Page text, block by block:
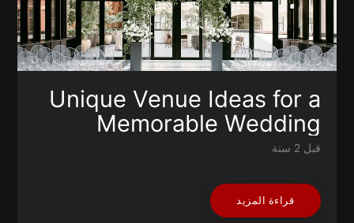
Unique Venue Ideas for a
Memorable Wedding
قبل 2 سنة
قراءة المزيد